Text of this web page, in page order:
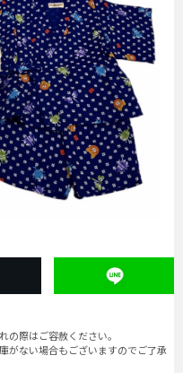
際はご容赦ください。
がない場合もございますのでご了承